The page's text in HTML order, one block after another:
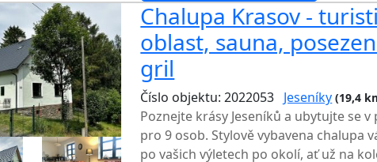
Chalupa Krasov -
oblast, sauna,
gril
Číslo objektu: 2022053 Jeseníky (19,4
Poznejte krásy Jeseníků a ubytujte se
pro 9 osob. Stylově vybavena chalupa
po vašich výletech po okolí, ať už na